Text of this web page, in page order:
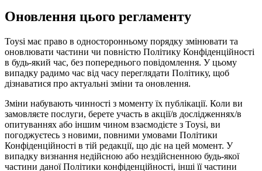
Оновлення цього регламенту
Toysi має право в односторонньому порядку змінювати та
оновлювати частини чи повністю Політику Конфіденційності
в будь-який час, без попереднього повідомлення. У цьому
випадку радимо час від часу переглядати Політику, щоб
дізнаватися про актуальні зміни та оновлення.
Зміни набувають чинності з моменту їх публікації. Коли ви
замовляєте послуги, берете участь в акції/в дослідженнях/в
опитуваннях або іншим чином взаємодієте з Toysi, ви
погоджуєтесь з новими, повними умовами Політики
Конфіденційності в тій редакції, що діє на цей момент. У
випадку визнання недійсною або нездійсненною будь-якої
частини даної Політики конфіденційності, інші її частини